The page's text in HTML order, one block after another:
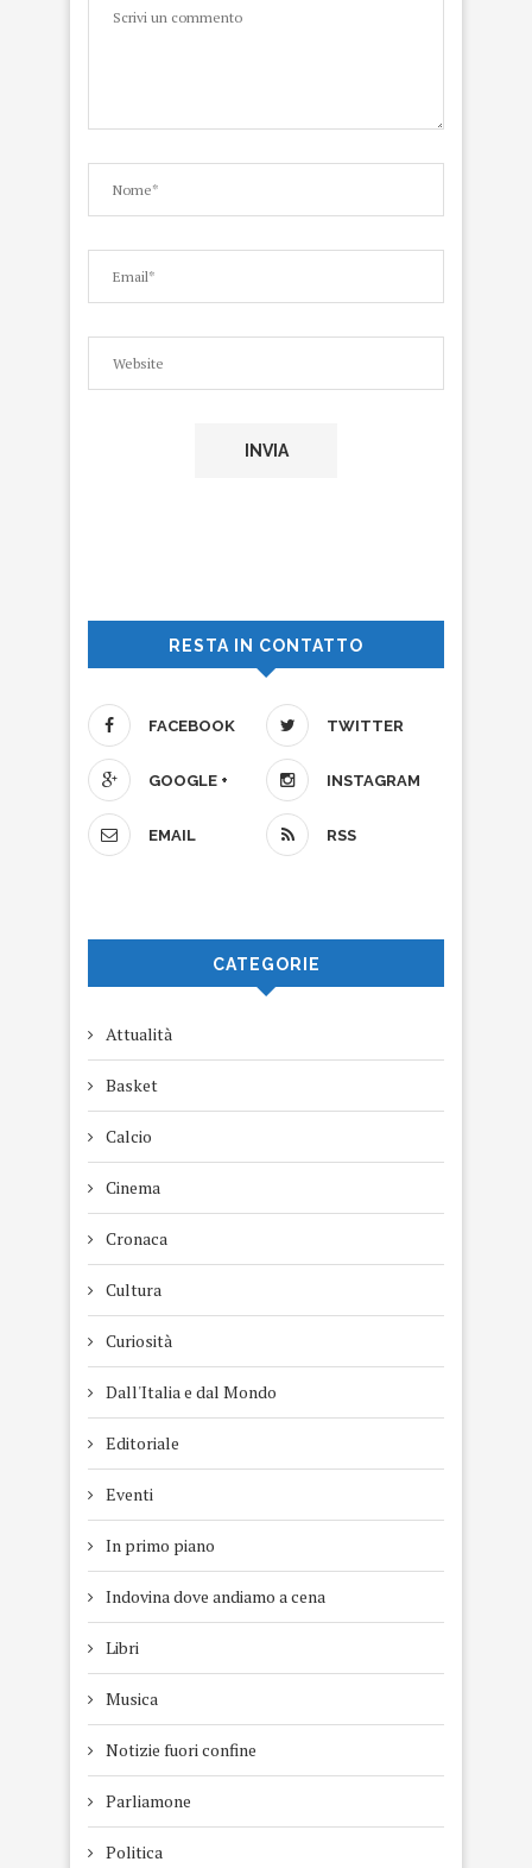
RESTA IN CONTATTO
FACEBOOK TWITTER
GOOGLE + INSTAGRAM
EMAIL RSS
CATEGORIE
Attualità
Basket
Calcio
Cinema
Cronaca
Cultura
Curiosità
Dall'Italia e dal Mondo
Editoriale
Eventi
In primo piano
Indovina dove andiamo a cena
Libri
Musica
Notizie fuori confine
Parliamone
Politica